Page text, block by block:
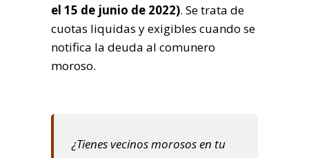
el 15 de junio de 2022). Se trata de
cuotas liquidas y exigibles cuando se
notifica la deuda al comunero
moroso.
¿Tienes vecinos morosos en tu